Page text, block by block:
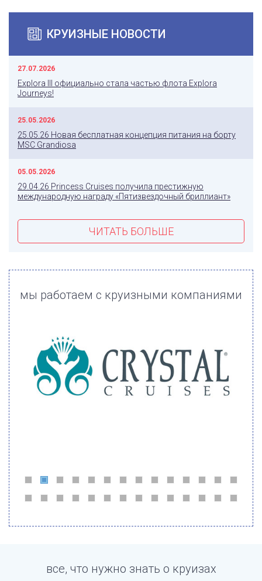
КРУИЗНЫЕ НОВОСТИ
27.07.2026
Explora III официально стала частью флота Explora
Journeys!
25.05.2026
25.05.26 Новая бесплатная концепция питания на борту
MSC Grandiosa
05.05.2026
29.04.26 Princess Cruises получила престижную
международную награду «Пятизвездочный бриллиант»
ЧИТАТЬ БОЛЬШЕ
мы работаем с круизными компаниями
все, что нужно знать о круизах